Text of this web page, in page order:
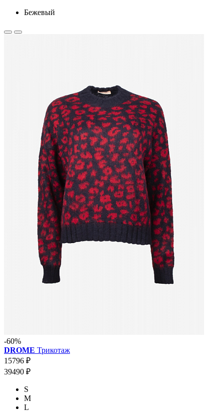
Бежевый
-60%
DROME Трикотаж
15796 ₽
39490 ₽
S
M
L